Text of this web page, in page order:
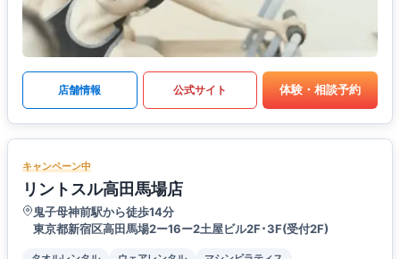
店舗情報 公式サイト 体験・相談予約
キャンペーン中
リントスル高田馬場店
鬼子母神前駅から徒歩14分
東京都新宿区高田馬場2ー16ー2土屋ビル2F･3F(受付2F)